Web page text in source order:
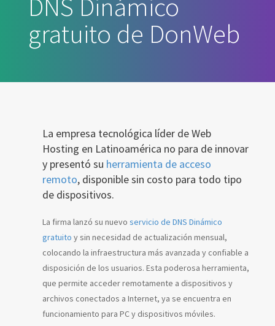
DNS Dinámico
gratuito de DonWeb
La empresa tecnológica líder de Web
Hosting en Latinoamérica no para de innovar
y presentó su herramienta de acceso
remoto, disponible sin costo para todo tipo
de dispositivos.
La firma lanzó su nuevo servicio de DNS Dinámico
gratuito y sin necesidad de actualización mensual,
colocando la infraestructura más avanzada y confiable a
disposición de los usuarios. Esta poderosa herramienta,
que permite acceder remotamente a dispositivos y
archivos conectados a Internet, ya se encuentra en
funcionamiento para PC y dispositivos móviles.